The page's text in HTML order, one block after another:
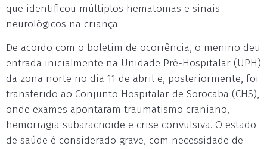
que identificou múltiplos hematomas e sinais
neurológicos na criança.
De acordo com o boletim de ocorrência, o menino deu
entrada inicialmente na Unidade Pré-Hospitalar (UPH)
da zona norte no dia 11 de abril e, posteriormente, foi
transferido ao Conjunto Hospitalar de Sorocaba (CHS),
onde exames apontaram traumatismo craniano,
hemorragia subaracnoide e crise convulsiva. O estado
de saúde é considerado grave, com necessidade de